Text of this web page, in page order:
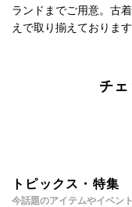
ランドまでご用意。古
えで取り揃えております
チ
トピックス・特集
今話題のアイテムやイベン